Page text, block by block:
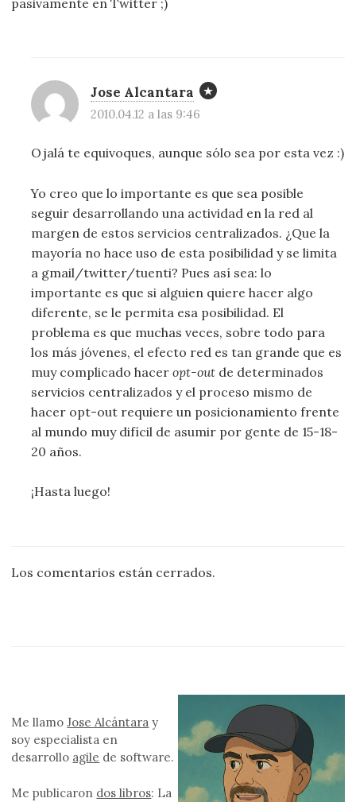
Jose Alcantara
2010.04.12 a las 9:46
Ojalá te equivoques, aunque sólo sea por esta vez :)
Yo creo que lo importante es que sea posible
seguir desarrollando una actividad en la red al
margen de estos servicios centralizados. ¿Que la
mayoría no hace uso de esta posibilidad y se limita
a gmail/twitter/tuenti? Pues así sea: lo
importante es que si alguien quiere hacer algo
diferente, se le permita esa posibilidad. El
problema es que muchas veces, sobre todo para
los más jóvenes, el efecto red es tan grande que es
muy complicado haceropt-out de determinados
servicios centralizados y el proceso mismo de
hacer opt-out requiere un posicionamiento frente
al mundo muy difícil de asumir por gente de 15-18-
20 años.
¡Hasta luego!
Los comentarios están cerrados.
Me llamoJose Alcántara y
soy especialista en
desarrollo agile de software.
Me publicaron dos libros: La